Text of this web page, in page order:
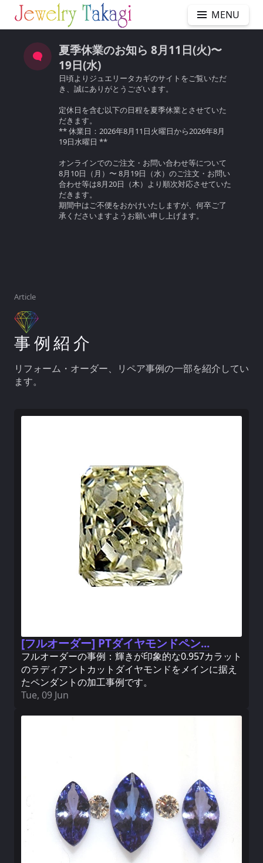
MENU
夏季休業のお知ら 8月11日(火)〜
19日(水)
日頃よりジュエリータカギのサイトをご覧いただ
き、誠にありがとうございます。
定休日を含む以下の日程を夏季休業とさせていた
だきます。
** 休業日：2026年8月11日火曜日から2026年8月
19日水曜日 **
オンラインでのご注文・お問い合わせ等について
8月10日（月）〜 8月19日（水）のご注文・お問い
合わせ等は8月20日（木）より順次対応させていた
だきます。
期間中はご不便をおかけいたしますが、何卒ご了
承くださいますようお願い申し上げます。
Article
事例紹介
リフォーム・オーダー、リペア事例の一部を紹介してい
ます。
[フルオーダー] PTダイヤモンドペン...
フルオーダーの事例：輝きが印象的な0.957カラット
のラディアントカットダイヤモンドをメインに据え
たペンダントの加工事例です。
Tue, 09 Jun